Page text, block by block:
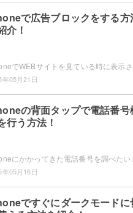
で広告ブロックをする方
介！
年05月21日
の背面タップで電話番号
行う方法！
年05月16日
ですぐにダークモードに